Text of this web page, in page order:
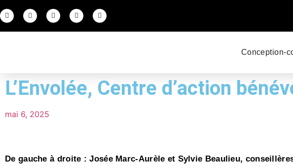
Conception-
L’Envolée, Centre d’action
mai 6, 2025
De gauche à droite : Josée Marc-Aurèle et Sylvie Beaulieu,